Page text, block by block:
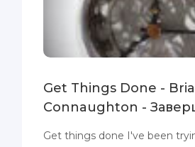
Get Things Done -
Connaughton -
Get things done I've been